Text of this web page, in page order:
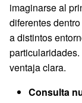
imaginarse al
diferentes
a distintos
ventaja clara.
Consulta